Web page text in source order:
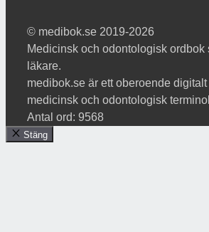
© medibok.se 2019-2026
Medicinsk och odontologisk ordbok
läkare.
medibok.se är ett oberoende
medicinsk och odontologisk
Antal ord: 9568
Stäng